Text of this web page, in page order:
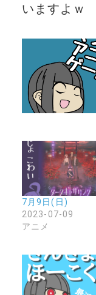
いますよｗ
7月9日(日)
2023-07-09
アニメ